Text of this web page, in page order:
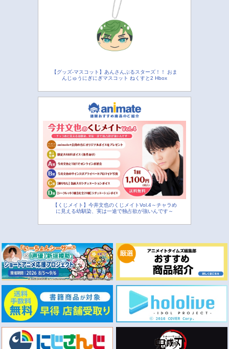
【グッズ-マスコット】あんさんぶるスターズ！！ おま
んじゅうにぎにぎマスコット ねくすと2 Hbox
【くじメイト】今井文也のくじメイトVol.4～チャラめ
に見える幼馴染、実は一途で独占欲が強いんです～